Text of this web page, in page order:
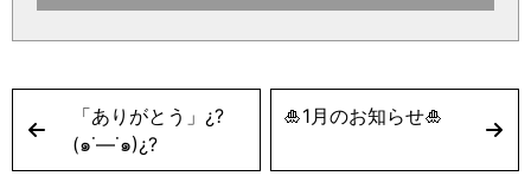
「ありがとう」¿?
(๑˙―˙๑)¿?
🎍1月のお知らせ🎍